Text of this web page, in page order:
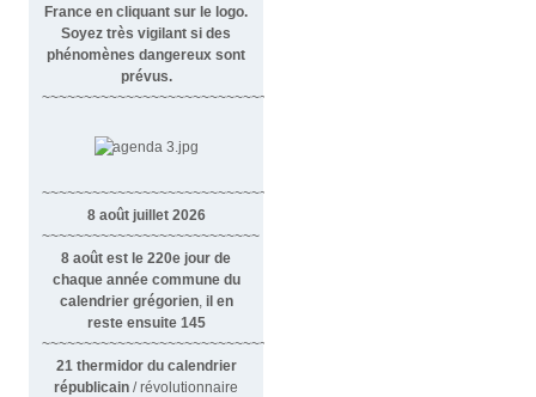
France en cliquant sur le logo.
Soyez très vigilant si des
phénomènes dangereux sont
prévus.
~~~~~~~~~~~~~~~~~~~~~~~~~~~~
~~~~~~~~~~~~~~~~~~~~~~~~~~~~~~
8 août juillet 2026
~~~~~~~~~~~~~~~~~~~~~~~~~~
8 août est le 220e jour de
chaque année commune du
calendrier grégorien il en
reste ensuite 145
~~~~~~~~~~~~~~~~~~~~~~~~~~~~~~~~
21 thermidor du calendrier
républicain / révolutionnaire